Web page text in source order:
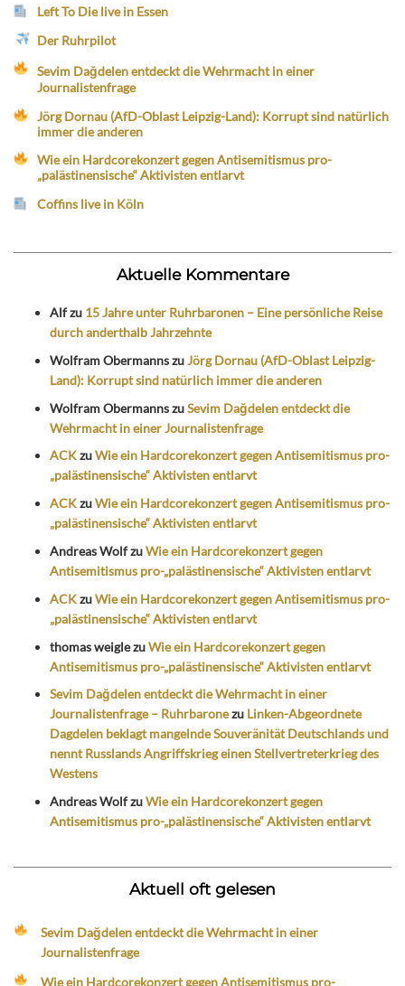
Left To Die live in Essen
Der Ruhrpilot
Sevim Dağdelen entdeckt die Wehrmacht in einer
Journalistenfrage
Jörg Dornau (AfD-Oblast Leipzig-Land): Korrupt sind natürlich
immer die anderen
Wie ein Hardcorekonzert gegen Antisemitismus pro-
„palästinensische“ Aktivisten entlarvt
Coffins live in Köln
Aktuelle Kommentare
Alfzu 15 Jahre unter Ruhrbaronen – Eine persönliche Reise
durch anderthalb Jahrzehnte
Wolfram ObermannszuJörg Dornau (AfD-Oblast Leipzig-
Land): Korrupt sind natürlich immer die anderen
Wolfram ObermannszuSevim Dağdelen entdeckt die
Wehrmacht in einer Journalistenfrage
ACKzuWie ein Hardcorekonzert gegen Antisemitismus pro-
„palästinensische“ Aktivisten entlarvt
ACKzuWie ein Hardcorekonzert gegen Antisemitismus pro-
„palästinensische“ Aktivisten entlarvt
Andreas WolfzuWie ein Hardcorekonzert gegen
Antisemitismus pro-„palästinensische“ Aktivisten entlarvt
ACKzuWie ein Hardcorekonzert gegen Antisemitismus pro-
„palästinensische“ Aktivisten entlarvt
thomas weiglezuWie ein Hardcorekonzert gegen
Antisemitismus pro-„palästinensische“ Aktivisten entlarvt
Sevim Dağdelen entdeckt die Wehrmacht in einer
Journalistenfrage – Ruhrbaronezu Linken-Abgeordnete
Dagdelen beklagt mangelnde Souveränität Deutschlands und
nennt Russlands Angriffskrieg einen Stellvertreterkrieg des
Westens
Andreas WolfzuWie ein Hardcorekonzert gegen
Antisemitismus pro-„palästinensische“ Aktivisten entlarvt
Aktuell oft gelesen
Sevim Dağdelen entdeckt die Wehrmacht in einer
Journalistenfrage
Wie ein Hardcorekonzert gegen Antisemitismus pro-